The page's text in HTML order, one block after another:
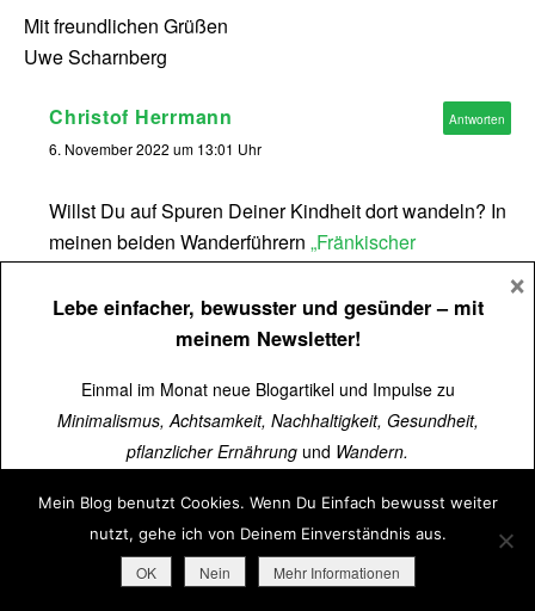
Mit freundlichen Grüßen
Uwe Scharnberg
Christof Herrmann
6. November 2022 um 13:01 Uhr
Willst Du auf Spuren Deiner Kindheit dort wandeln? In
meinen beiden Wanderführern „Fränkischer
„Wochenendtouren Franken“(erscheint im Frühjahr
2023 im Bergverlag Rother) findest Du zwei bis drei
nach Hollfeld, also direkt durchs Gemeindegebiet von
Mistelgau.
Christof
Antworten
Mein Blog benutzt Cookies. Wenn Du Einfach bewusst weiter
nutzt, gehe ich von Deinem Einverständnis aus.
OK Nein Mehr Informationen
Lebe einfacher, bewusster und gesünder– mit
meinem Newsletter!
Einmal im Monat neue Blogartikel und Impulse zu
Minimalismus, Achtsamkeit, Nachhaltigkeit, Gesundheit,
pflanzlicher Ernährung und Wandern.
Über15.000 Menschen lesen schon mit.
➜Jetzt kostenlos abonnieren
×